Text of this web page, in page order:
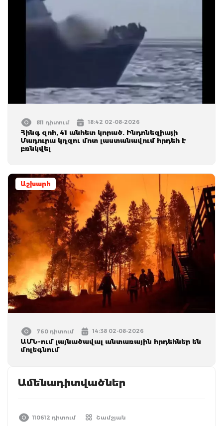
811 դիտում 18:42 02-08-2026
Հինգ զոհ, 41 անհետ կորած. Ինդոնեզիայի
Մադուրա կղզու մոտ լաստանավում հրդեհ է
բռնկվել
Աշխարհ
760 դիտում 14:38 02-08-2026
ԱՄՆ-ում լայնածավալ անտառային հրդեհներ են
մոլեգնում
Ամենադիտվածներ
110612 դիտում Շամշյան